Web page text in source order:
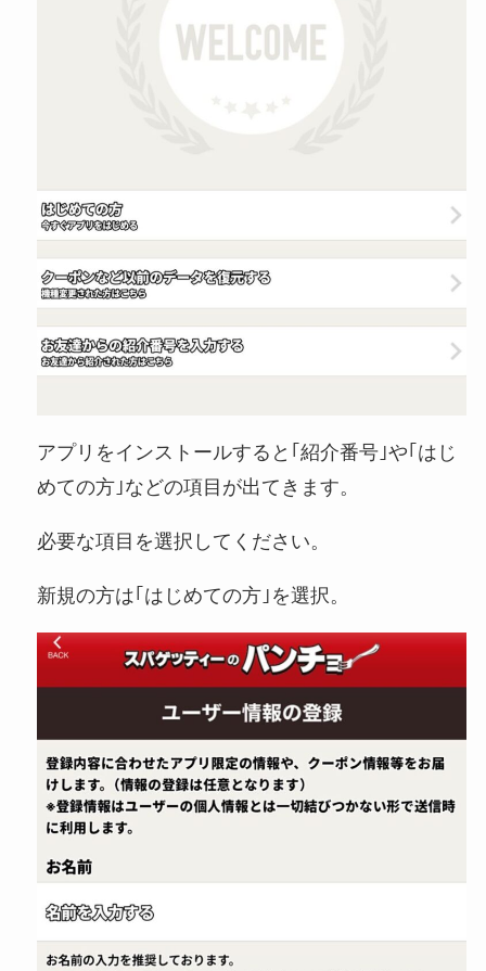
アプリをインストールすると｢紹介番号｣や｢はじ
めての方｣などの項目が出てきます。
必要な項目を選択してください。
新規の方は｢はじめての方｣を選択。